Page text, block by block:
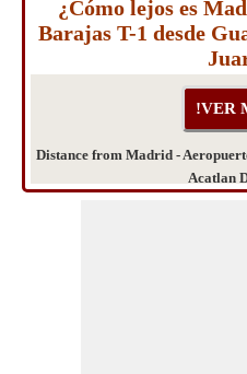
¿Cómo lejos es
Barajas T-1 desde
Distance from Madrid -
Acatlan